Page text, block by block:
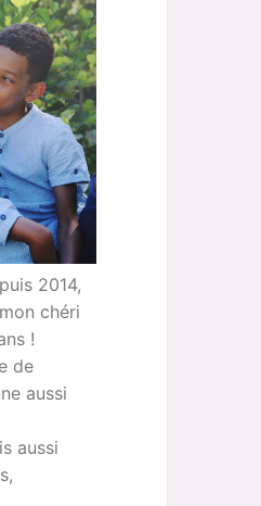
2014,
chéri
!
de
aussi
aussi